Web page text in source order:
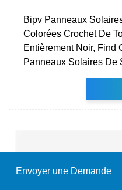
Bipv Panneaux
Colorées Crochet De
Entièrement Noir, Find
Panneaux Solaires De
Envoyer une Demande